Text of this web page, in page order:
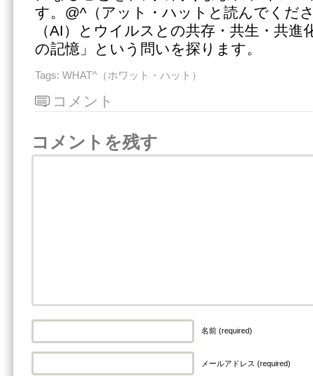
す。@^（アット・ハットと読んでくだ
（AI）とウイルスとの共存・共生・共進
の記憶」という問いを探ります。
Tags: WHAT^（ホワット・ハット）
コメント
コメントを残す
名前 (required)
メールアドレス (required)